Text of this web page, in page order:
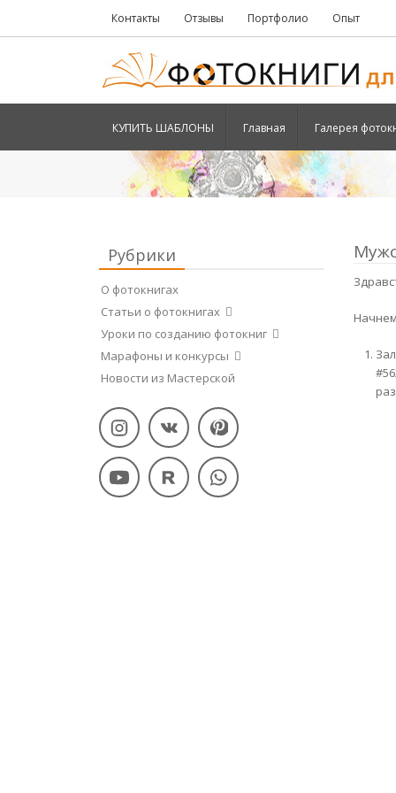
Контакты Отзывы Портфолио Опыт
КУПИТЬ ШАБЛОНЫ Главная Галерея
Рубрики
О фотокнигах
Статьи о фотокнигах
Уроки по созданию фотокниг
Марафоны и конкурсы
Новости из Мастерской